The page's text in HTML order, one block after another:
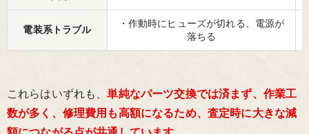
電装系トラブル
・作動時にヒューズが切れる、電源が
落ちる
これらはいずれも、単純なパーツ交換では済まず、作業工
数が多く、修理費用も高額になるため、査定時に大きな減